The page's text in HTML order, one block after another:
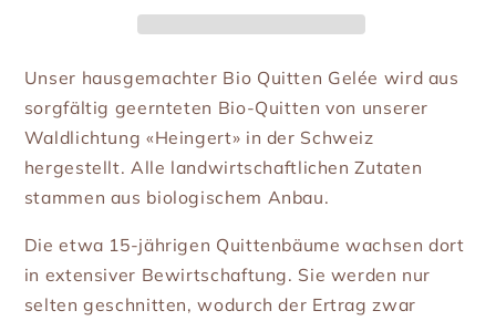
Unser hausgemachter Bio Quitten Gelée wird aus
sorgfältig geernteten Bio-Quitten von unserer
Waldlichtung «Heingert» in der Schweiz
hergestellt. Alle landwirtschaftlichen Zutaten
stammen aus biologischem Anbau.
Die etwa 15-jährigen Quittenbäume wachsen dort
in extensiver Bewirtschaftung. Sie werden nur
selten geschnitten, wodurch der Ertrag zwar